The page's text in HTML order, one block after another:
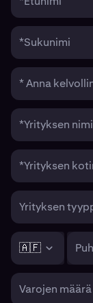
*Sukunimi
* Anna
*Yrityksen nimi
*Yrityksen
Yrityksen
🇦🇫
Varojen määrä